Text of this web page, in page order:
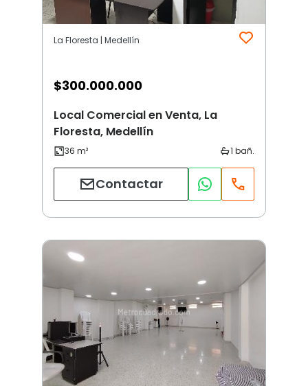
La Floresta | Medellín
$300.000.000
Local Comercial en Venta, La
Floresta, Medellín
Contactar